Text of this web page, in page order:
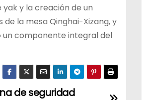
y la creación de un
la mesa Qinghai-Xizang, y
un componente integral del
de seguridad